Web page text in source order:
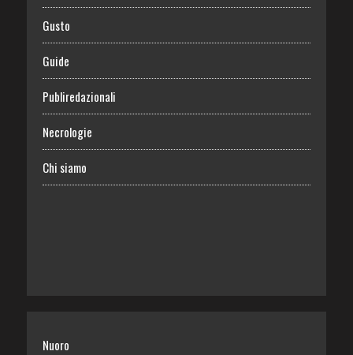
Gusto
Guide
Publiredazionali
Necrologie
Chi siamo
Nuoro